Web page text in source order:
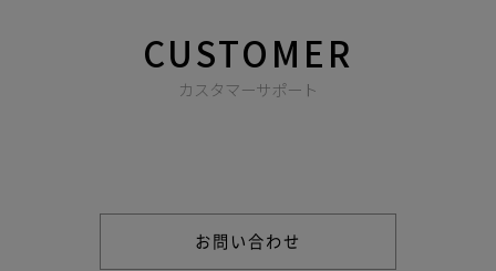
CUSTOMER
カスタマーサポート
お問い合わせ